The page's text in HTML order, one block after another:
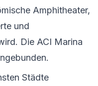
Amphitheater,
und
Die ACI Marina
Städte